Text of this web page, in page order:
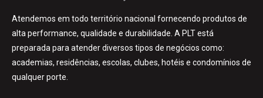
Atendemos em todo território nacional fornecendo produtos de
alta performance, qualidade e durabilidade. A PLT está
preparada para atender diversos tipos de negócios como:
academias, residências, escolas, clubes, hotéis e condomínios de
qualquer porte.